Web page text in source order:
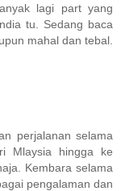
lagi part yang
tu. Sedang baca
mahal dan tebal.
perjalanan selama
Mlaysia hingga ke
Kembara selama
pengalaman dan